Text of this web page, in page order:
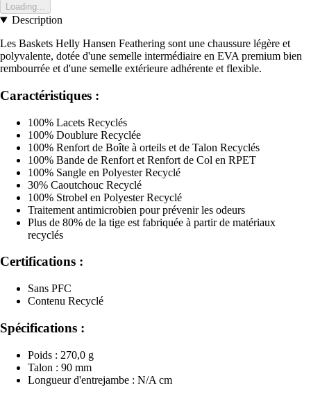
Loading...
Description
Les Baskets Helly Hansen Feathering sont une chaussure légère et
polyvalente, dotée d'une semelle intermédiaire en EVA premium bien
rembourrée et d'une semelle extérieure adhérente et flexible.
Caractéristiques :
100% Lacets Recyclés
100% Doublure Recyclée
100% Renfort de Boîte à orteils et de Talon Recyclés
100% Bande de Renfort et Renfort de Col en RPET
100% Sangle en Polyester Recyclé
30% Caoutchouc Recyclé
100% Strobel en Polyester Recyclé
Traitement antimicrobien pour prévenir les odeurs
Plus de 80% de la tige est fabriquée à partir de matériaux
recyclés
Certifications :
Sans PFC
Contenu Recyclé
Spécifications :
Poids : 270,0 g
Talon : 90 mm
Longueur d'entrejambe : N/A cm